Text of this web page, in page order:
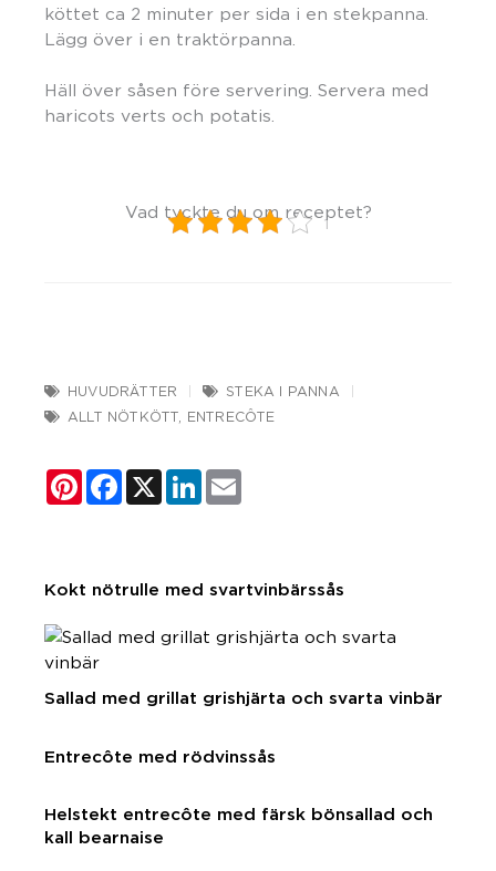
köttet ca 2 minuter per sida i en stekpanna.
Lägg över i en traktörpanna.
Häll över såsen före servering. Servera med
haricots verts och potatis.
Vad tyckte du om receptet?
1
HUVUDRÄTTER
STEKA I PANNA
ALLT NÖTKÖTT
ENTRECÔTE
PinterestFacebook
X LinkedIn
Kokt nötrulle med svartvinbärssås
Sallad med grillat grishjärta och svarta vinbär
Entrecôte med rödvinssås
Helstekt entrecôte med färsk bönsallad och
kall bearnaise